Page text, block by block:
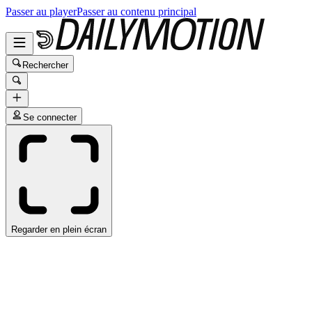
Passer au playerPasser au contenu principal
Rechercher
Se connecter
Regarder en plein écran